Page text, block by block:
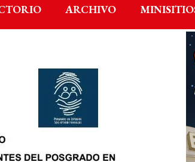
ARCHIVO